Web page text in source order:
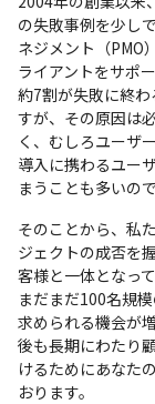
の失敗事例を少し
ネジメント（PMO
ライアントをサポ
約7割が失敗に終
すが、その原因は
く、むしろユーザ
導入に携わるユー
まうことも多いので
そのことから、私
ジェクトの成否を
客様と一体となっ
まだまだ100名規
求められる機会が
後も長期にわたり
けるためにあなた
おります。